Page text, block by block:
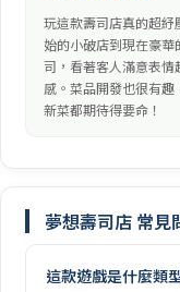
玩這款壽司店真的超紓
始的小破店到現在豪華
司，看著客人滿意表情
感。菜品開發也很有趣
新菜都期待得要命！
夢想壽司店 常見
這款遊戲是什麼類